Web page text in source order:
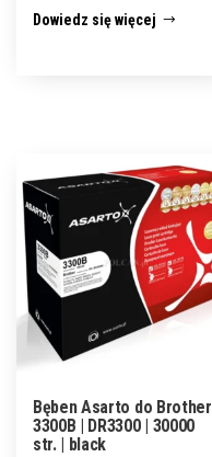
Dowiedz się więcej
Bęben Asarto do Brother
3300B | DR3300 | 30000
str. | black